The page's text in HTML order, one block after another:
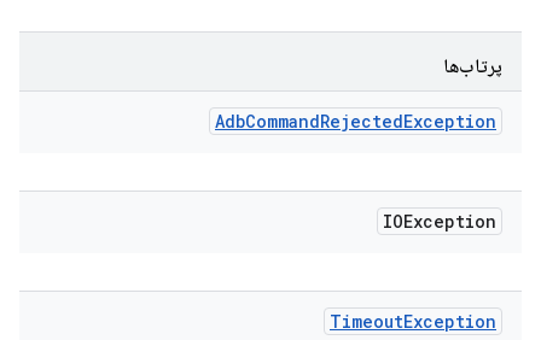
پرتاب‌ها
AdbCommandRejectedException
IOException
TimeoutException